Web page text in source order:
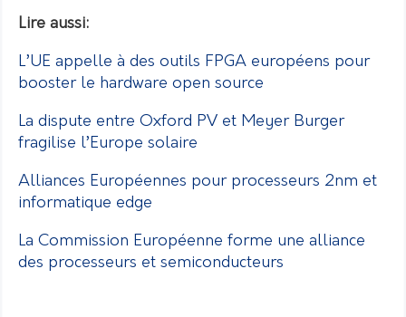
Lire aussi:
L’UE appelle à des outils FPGA européens pour
booster le hardware open source
La dispute entre Oxford PV et Meyer Burger
fragilise l’Europe solaire
Alliances Européennes pour processeurs 2nm et
informatique edge
La Commission Européenne forme une alliance
des processeurs et semiconducteurs